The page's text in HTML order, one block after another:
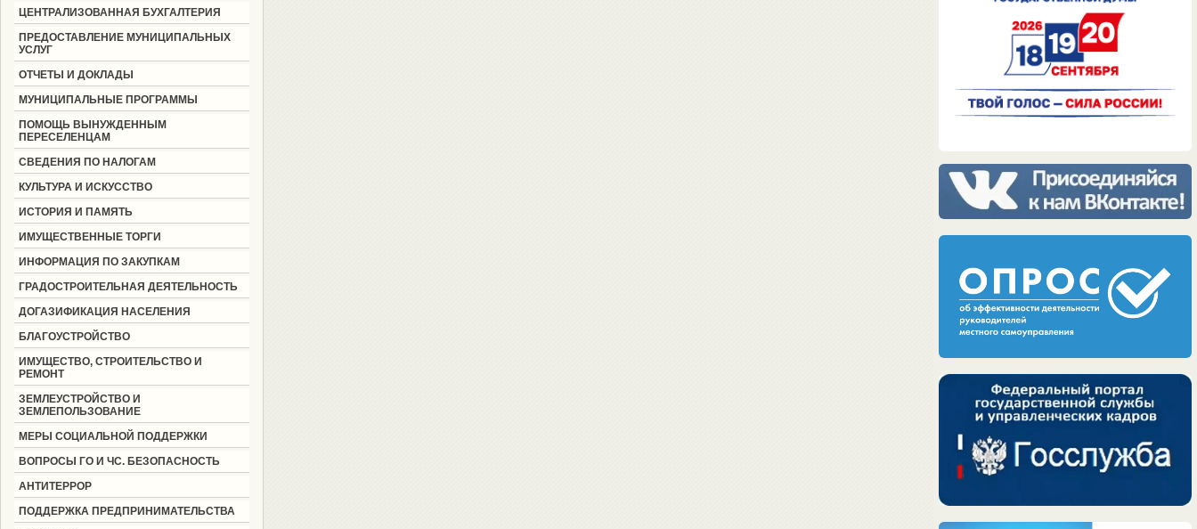
ЦЕНТРАЛИЗОВАННАЯ БУХГАЛТЕРИЯ
ПРЕДОСТАВЛЕНИЕ МУНИЦИПАЛЬНЫХ
УСЛУГ
ОТЧЕТЫ И ДОКЛАДЫ
МУНИЦИПАЛЬНЫЕ ПРОГРАММЫ
ПОМОЩЬ ВЫНУЖДЕННЫМ
ПЕРЕСЕЛЕНЦАМ
СВЕДЕНИЯ ПО НАЛОГАМ
КУЛЬТУРА И ИСКУССТВО
ИСТОРИЯ И ПАМЯТЬ
ИМУЩЕСТВЕННЫЕ ТОРГИ
ИНФОРМАЦИЯ ПО ЗАКУПКАМ
ГРАДОСТРОИТЕЛЬНАЯ ДЕЯТЕЛЬНОСТЬ
ДОГАЗИФИКАЦИЯ НАСЕЛЕНИЯ
БЛАГОУСТРОЙСТВО
ИМУЩЕСТВО, СТРОИТЕЛЬСТВО И
РЕМОНТ
ЗЕМЛЕУСТРОЙСТВО И
ЗЕМЛЕПОЛЬЗОВАНИЕ
МЕРЫ СОЦИАЛЬНОЙ ПОДДЕРЖКИ
ВОПРОСЫ ГО И ЧС. БЕЗОПАСНОСТЬ
АНТИТЕРРОР
ПОДДЕРЖКА ПРЕДПРИНИМАТЕЛЬСТВА